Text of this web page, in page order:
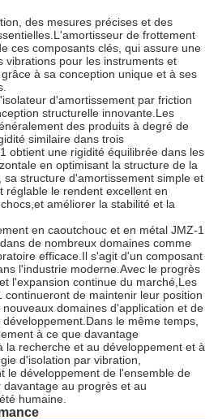
des mesures précises et des
de frottement
ces composants clés, qui assure une
vibrations pour les instruments et
à sa conception unique et à ses
d'amortissement par friction
structurelle innovante.Les
des produits à degré de
similaire dans trois
obtient une rigidité équilibrée dans les
en optimisant la structure de la
sa structure d'amortissement simple et
réglable le rendent excellent en
améliorer la stabilité et la
en caoutchouc et en métal JMZ-1
de nombreux domaines comme
efficace.Il s'agit d'un composant
l'industrie moderne.Avec le progrès
l'expansion continue du marché,Les
continueront de maintenir leur position
domaines d'application et de
le même temps,
à ce que davantage
la recherche et au développement et à
d'isolation par vibration,
le développement de l'ensemble de
au progrès et au
humaine.